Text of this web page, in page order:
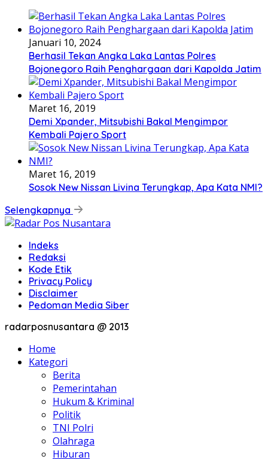
Januari 10, 2024
Berhasil Tekan Angka Laka Lantas Polres
Bojonegoro Raih Penghargaan dari Kapolda Jatim
Maret 16, 2019
Demi Xpander, Mitsubishi Bakal Mengimpor
Kembali Pajero Sport
Maret 16, 2019
Sosok New Nissan Livina Terungkap, Apa Kata NMI?
Selengkapnya
Indeks
Redaksi
Kode Etik
Privacy Policy
Disclaimer
Pedoman Media Siber
radarposnusantara @ 2013
Home
Kategori
Berita
Pemerintahan
Hukum & Kriminal
Politik
TNI Polri
Olahraga
Hiburan